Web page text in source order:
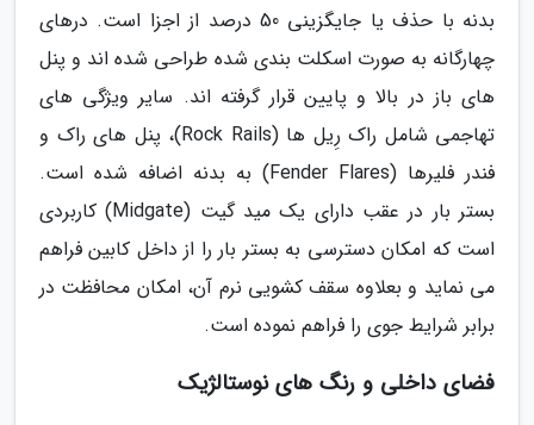
بدنه با حذف یا جایگزینی 50 درصد از اجزا است. درهای
چهارگانه به صورت اسکلت بندی شده طراحی شده اند و پنل
های باز در بالا و پایین قرار گرفته اند. سایر ویژگی های
تهاجمی شامل راک رِیل ها (Rock Rails)، پنل های راک و
فندر فلیرها (Fender Flares) به بدنه اضافه شده است.
بستر بار در عقب دارای یک مید گیت (Midgate) کاربردی
است که امکان دسترسی به بستر بار را از داخل کابین فراهم
می نماید و بعلاوه سقف کشویی نرم آن، امکان محافظت در
برابر شرایط جوی را فراهم نموده است.
فضای داخلی و رنگ های نوستالژیک